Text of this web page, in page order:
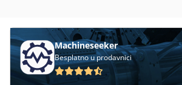
Žulj Stroj Za Ljekarne
Machineseeker
Besplatno u prodavnici